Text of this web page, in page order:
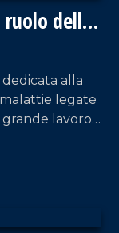
della
alla
legate
lavoro